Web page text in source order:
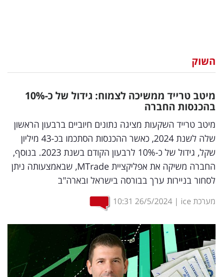
וצרכנות
דיגיטל
וטק
שיווק
ופרסום
משפט
מדדים
ומחקרים
דעות
רכילות
השוק
מיטב טרייד ממשיכה לצמוח: גידול של כ-10%
בהכנסות החברה
מיטב טרייד השקעות מציגה נתונים חיוביים ברבעון הראשון
שלה לשנת 2024, כאשר ההכנסות הסתכמו בכ-43 מיליון
שקל, גידול של כ-10% לרבעון הקודם בשנת 2023. בנוסף,
החברה משיקה את אפליקציית MTrade, שבאמצעותה ניתן
לסחור בניירות ערך בבורסה בישראל ובארה"ב
מערכת ice |
26/5/2024
10:31